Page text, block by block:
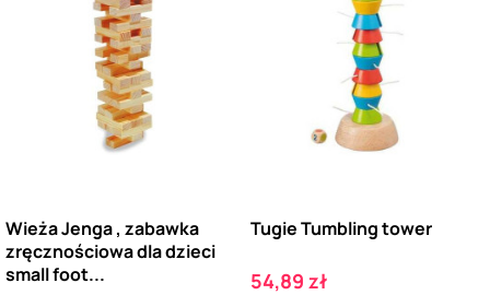
Wieża Jenga , zabawka
zręcznościowa dla dzieci
small foot...
Tugie Tumbling tower
Cena
54,89 zł